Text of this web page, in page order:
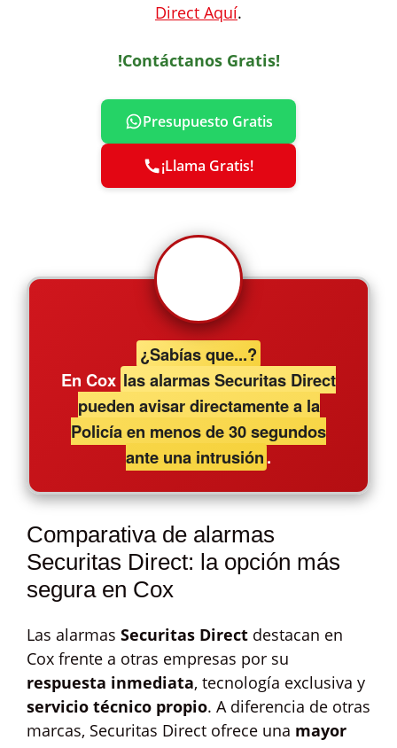
Direct Aquí.
!Contáctanos Gratis!
Presupuesto Gratis
¡Llama Gratis!
¿Sabías que...?
En Cox las alarmas Securitas Direct
pueden avisar directamente a la
Policía en menos de 30 segundos
ante una intrusión.
Comparativa de alarmas
Securitas Direct: la opción más
segura en Cox
Las alarmas Securitas Direct destacan en
Cox frente a otras empresas por su
respuesta inmediata, tecnología exclusiva y
servicio técnico propio. A diferencia de otras
marcas, Securitas Direct ofrece una mayor